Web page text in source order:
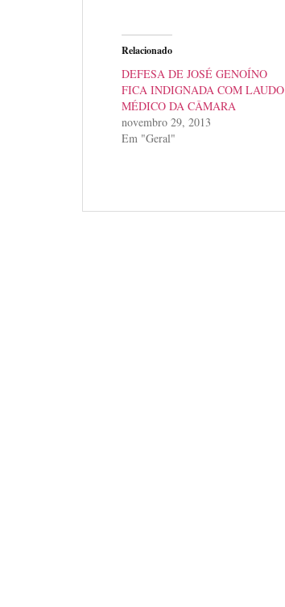
Relacionado
DEFESA DE JOSÉ GENOÍNO
FICA INDIGNADA COM LAUDO
MÉDICO DA CÂMARA
novembro 29, 2013
Em "Geral"